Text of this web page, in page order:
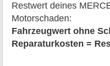
Restwert deines
Motorschaden:
Fahrzeugwert ohne
Reparaturkosten =